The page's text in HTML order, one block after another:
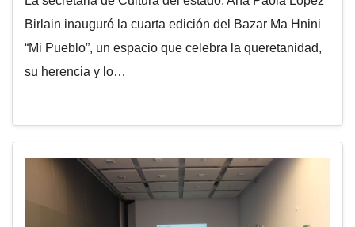
Birlain inauguró la cuarta edición del Bazar Ma Hnini
“Mi Pueblo”, un espacio que celebra la queretanidad,
su herencia y lo…